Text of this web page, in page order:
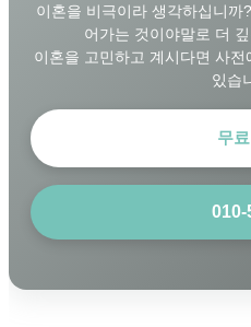
이혼을 비극이라 생각하십니까
어가는 것이야말로 더
이혼을 고민하고 계시다면 사
있습
무
010-